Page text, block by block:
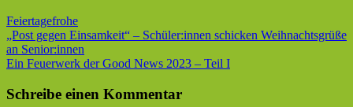
Feiertagefrohe
Beitragsnavigation
Vorheriger
Beitrag:
„Post gegen Einsamkeit“ – Schüler:innen schicken Weihnachtsgrüße
an Senior:innen
Nächster
Ein Feuerwerk der Good News 2023 – Teil I
Schreibe einen Kommentar